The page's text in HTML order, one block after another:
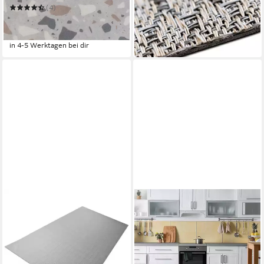
(4)
ab 32,90 € 44,49 €
-26%
in 4-5 Werktagen bei dir
in 4-5 Werktagen bei dir